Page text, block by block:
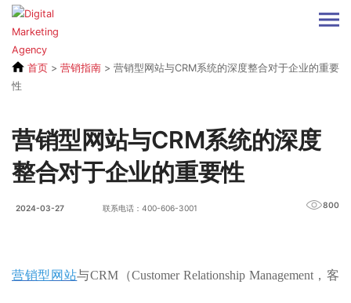
首页 > 营销指南 > 营销型网站与CRM系统的深度整合对于企业的重要
性
营销型网站与CRM系统的深度
整合对于企业的重要性
2024-03-27 联系电话：400-606-3001 800
营销型网站与CRM（Customer Relationship Management，客